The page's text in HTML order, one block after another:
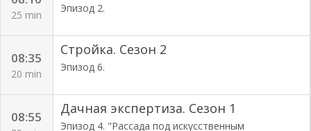
25 min
Эпизод 2.
08:35
20 min
Стройка. Сезон 2
Эпизод 6.
08:55
Дачная экспертиза. Сезон 1
Эпизод 4. "Рассада под искусственным